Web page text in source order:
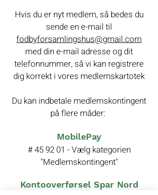
Hvis du er nyt medlem, så bedes du
sende en e-mail til
fodbyforsamlingshus@gmail.com
med din e-mail adresse og dit
telefonnummer, så vi kan registrere
dig korrekt i vores medlemskartotek
Du kan indbetale medlemskontingent
på flere måder:
MobilePay
​# 45 92 01 - Vælg kategorien
"Medlemskontingent"
Kontooverførsel Spar Nord